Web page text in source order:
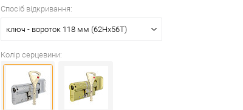
Спосіб відкривання:
ключ - вороток 118 мм (62Hx56T)
Колір серцевини: